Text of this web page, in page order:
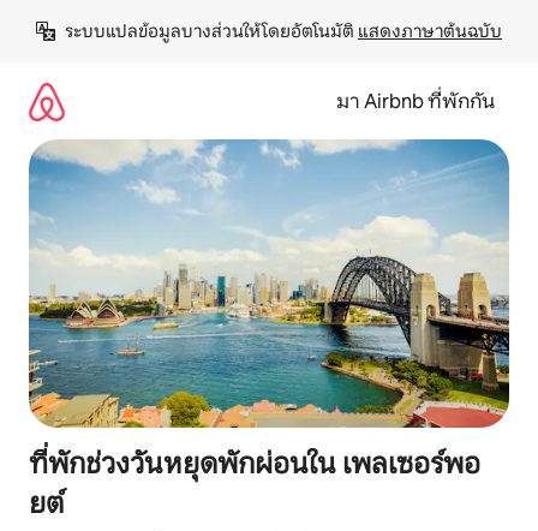
เนื้อหา
ระบบแปลข้อมูลบางส่วนให้โดยอัตโนมัติ แสดงภาษาต้นฉบับ
มา Airbnb ที่พักกัน
ที่พักช่วงวันหยุดพักผ่อนใน เพลเซอร์พอ
ยต์